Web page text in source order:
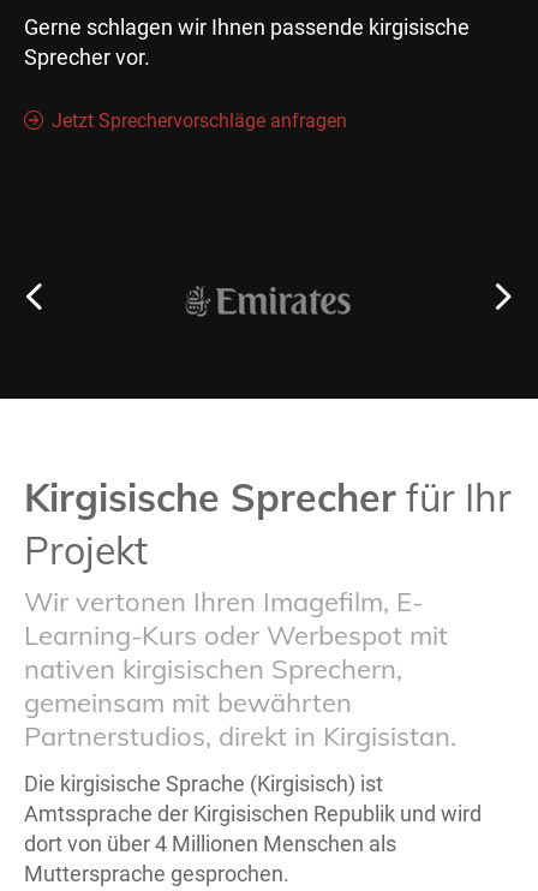
Gerne schlagen wir Ihnen passende kirgisische
Sprecher vor.
Jetzt Sprechervorschläge anfragen
Kirgisische Sprecher für Ihr
Projekt
Wir vertonen Ihren Imagefilm, E-
Learning-Kurs oder Werbespot mit
nativen kirgisischen Sprechern,
gemeinsam mit bewährten
Partnerstudios, direkt in Kirgisistan.
Die kirgisische Sprache (Kirgisisch) ist
Amtssprache der Kirgisischen Republik und wird
dort von über 4 Millionen Menschen als
Muttersprache gesprochen.